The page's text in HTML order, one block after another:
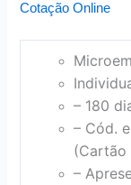
Cotação Online
– 180
– Cód.
(Cartão
–